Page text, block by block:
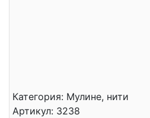
Категория: Мулине, нити
Артикул: 3238